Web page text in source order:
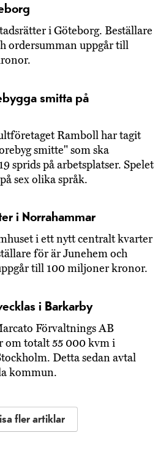
i Göteborg. Beställare
ordersumman uppgår till
smitta på
Ramboll har tagit
smitte" som ska
sprids på arbetsplatser. Spelet
sex olika språk.
i Norrahammar
i ett nytt centralt kvarter
för är Junehem och
till 100 miljoner kronor.
i Barkarby
Förvaltnings AB
om totalt 55 000 kvm i
Detta sedan avtal
kommun.
fler artiklar